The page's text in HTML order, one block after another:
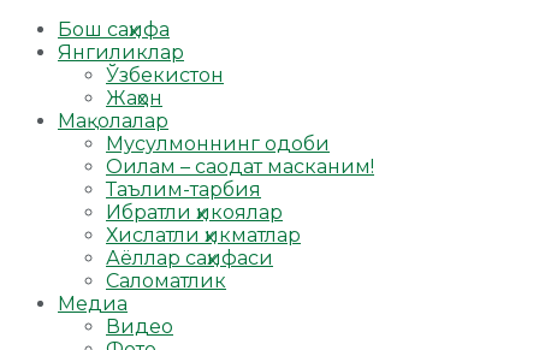
Бош саҳифа
Янгиликлар
Ўзбекистон
Жаҳон
Мақолалар
Мусулмоннинг одоби
Оилам – саодат масканим!
Таълим-тарбия
Ибратли ҳикоялар
Хислатли ҳикматлар
Аёллар саҳифаси
Саломатлик
Медиа
Видео